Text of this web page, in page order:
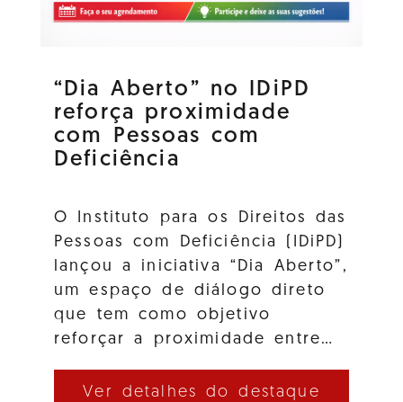
“Dia Aberto” no IDiPD
reforça proximidade
com Pessoas com
Deficiência
O Instituto para os Direitos das
Pessoas com Deficiência (IDiPD)
lançou a iniciativa “Dia Aberto”,
um espaço de diálogo direto
que tem como objetivo
reforçar a proximidade entre…
Ver detalhes do destaque